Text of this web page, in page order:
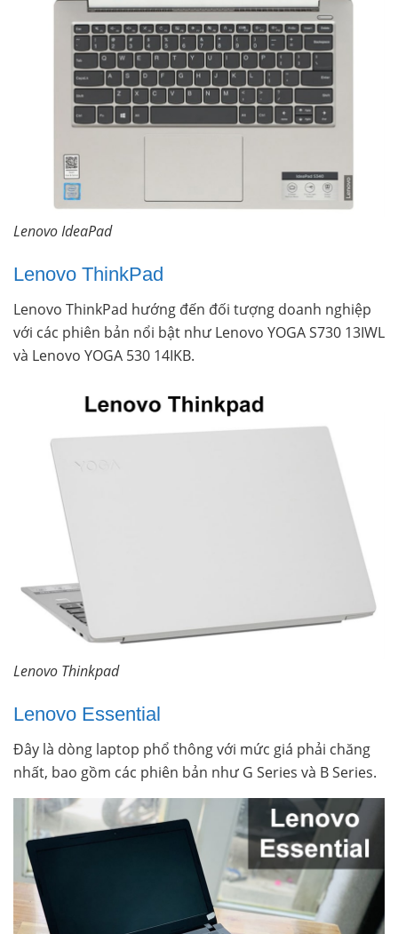
Lenovo IdeaPad
Lenovo ThinkPad
Lenovo ThinkPad hướng đến đối tượng doanh nghiệp
với các phiên bản nổi bật như Lenovo YOGA S730 13IWL
và Lenovo YOGA 530 14IKB.
Lenovo Thinkpad
Lenovo Essential
Đây là dòng laptop phổ thông với mức giá phải chăng
nhất, bao gồm các phiên bản như G Series và B Series.